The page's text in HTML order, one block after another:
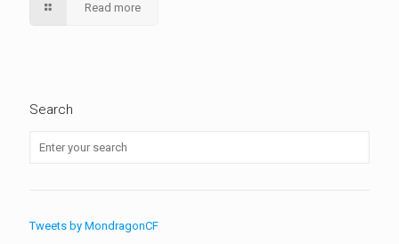
Read more
Search
Tweets by MondragonCF